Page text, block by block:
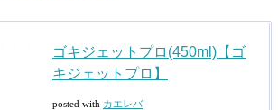
ゴキジェットプロ(450ml)【ゴ
キジェットプロ】
posted with カエレバ